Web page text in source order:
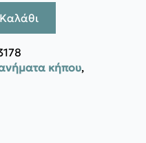
κήπου,